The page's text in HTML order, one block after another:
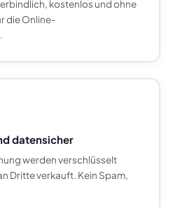
kostenlos und ohne
die Online-
datensicher
werden verschlüsselt
Dritte verkauft. Kein Spam,